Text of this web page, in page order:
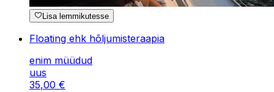
Lisa lemmikutesse
Floating ehk hõljumisteraapia
enim müüdud
uus
35,00 €